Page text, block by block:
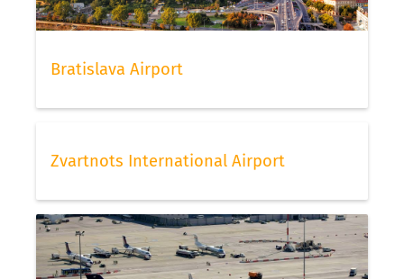
Bratislava Airport
Zvartnots International Airport